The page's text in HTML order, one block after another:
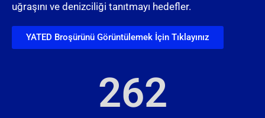
uğraşını ve denizciliği tanıtmayı hedefler.
YATED Broşürünü Görüntülemek İçin Tıklayınız
262